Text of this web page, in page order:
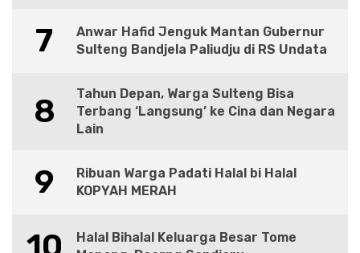
7
Anwar Hafid Jenguk Mantan Gubernur
Sulteng Bandjela Paliudju di RS Undata
8
Tahun Depan, Warga Sulteng Bisa
Terbang ‘Langsung’ ke Cina dan Negara
Lain
9
Ribuan Warga Padati Halal bi Halal
KOPYAH MERAH
Halal Bihalal Keluarga Besar Tome